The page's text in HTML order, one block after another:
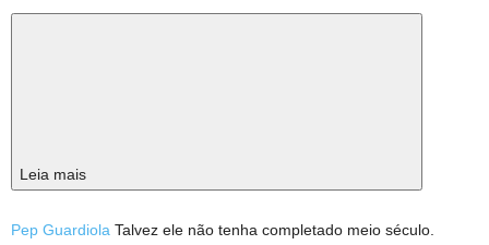
Leia mais
Pep Guardiola Talvez ele não tenha completado meio século.